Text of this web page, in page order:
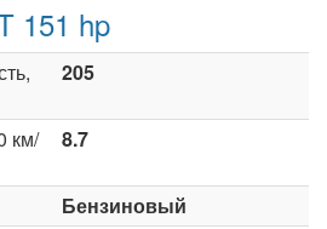
151 hp
205
км/
8.7
Бензиновый